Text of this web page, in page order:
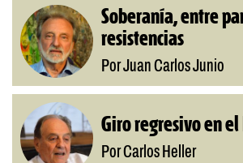
Soberanía, entre
resistencias
Por Juan Carlos Junio
Giro regresivo en
Por Carlos Heller